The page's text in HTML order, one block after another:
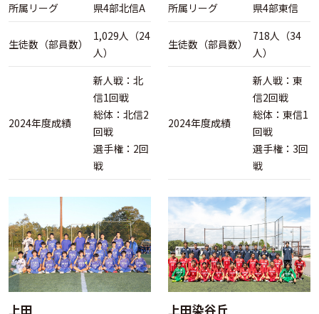
所属リーグ 県4部北信A
生徒数（部員数）
1,029人（24
人）
2024年度成績
新人戦：北
信1回戦
総体：北信2
回戦
選手権：2回
戦
所属リーグ 県4部東信
生徒数（部員数）
718人（34
人）
2024年度成績
新人戦：東
信2回戦
総体：東信1
回戦
選手権：3回
戦
上田 上田染谷丘